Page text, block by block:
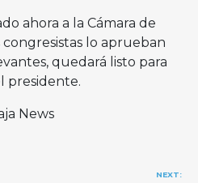
ahora a la Cámara de
congresistas lo aprueban
quedará listo para
presidente.
News
NEXT: